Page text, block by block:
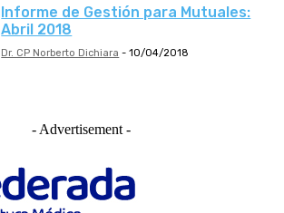
Informe de Gestión para Mutuales:
Abril 2018
Dr. CP Norberto Dichiara - 10/04/2018
- Advertisement -